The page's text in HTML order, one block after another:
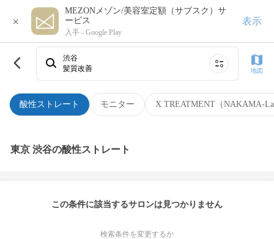
×
MEZONメゾン/美容室定額（サブスク）サ
ービス
入手 - Google Play
表示
酸性ストレート モニター X TREATMENT（NAKAMA-
渋谷
髪質改善
地図
東京 渋谷の酸性ストレート
この条件に該当するサロンは見つかりません
検索条件を変更するか